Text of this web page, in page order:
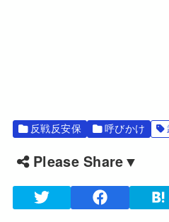
反戦反安保 呼びかけ
Please Share▼